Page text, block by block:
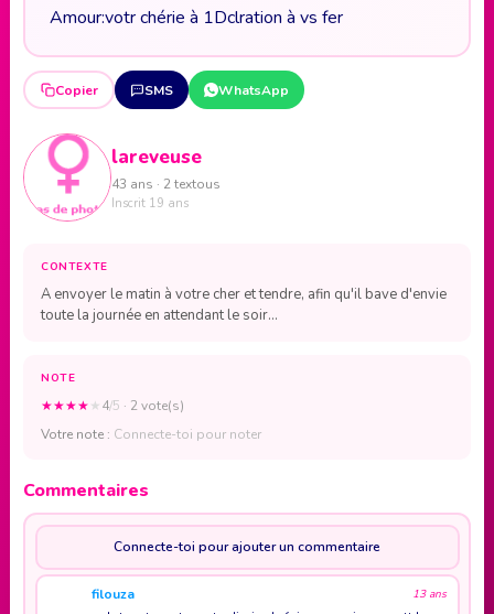
Amour:votr chérie à 1Dclration à vs fer
Copier SMS WhatsApp
lareveuse
43 ans · 2 textous
Inscrit 19 ans
CONTEXTE
A envoyer le matin à votre cher et tendre, afin qu'il bave d'envie
toute la journée en attendant le soir...
NOTE
★★★★★4/5 · 2 vote(s)
Votre note : Connecte-toi pour noter
Commentaires
Connecte-toi pour ajouter un commentaire
filouza 13 ans